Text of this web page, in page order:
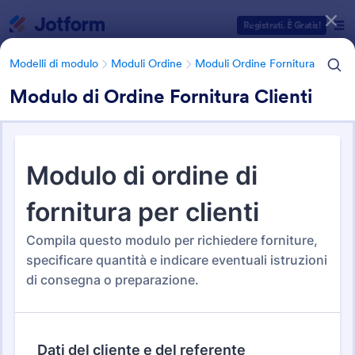
Registrati. È Gratis!
Modelli di modulo Moduli Ordine Moduli Ordine Fornitura
Modulo di Ordine Fornitura Clienti
Modelli di modulo Moduli Ordine Moduli Ordine Fornitura
Moduli Ordine Fornitura
Categorie Template Moduli